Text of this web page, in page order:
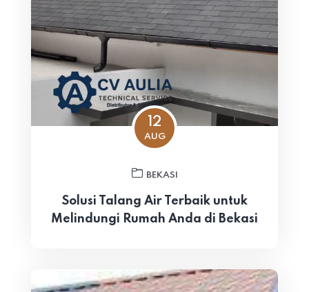
12
AUG
BEKASI
Solusi Talang Air Terbaik untuk
Melindungi Rumah Anda di Bekasi